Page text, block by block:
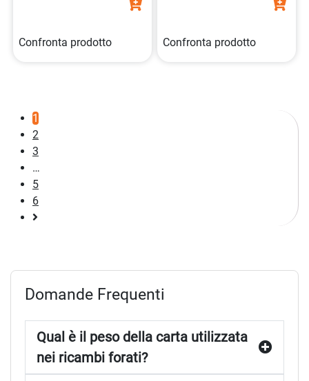
Confronta prodotto Confronta prodotto
1
2
3
…
5
6
Domande Frequenti
Qual è il peso della carta utilizzata
nei ricambi forati?